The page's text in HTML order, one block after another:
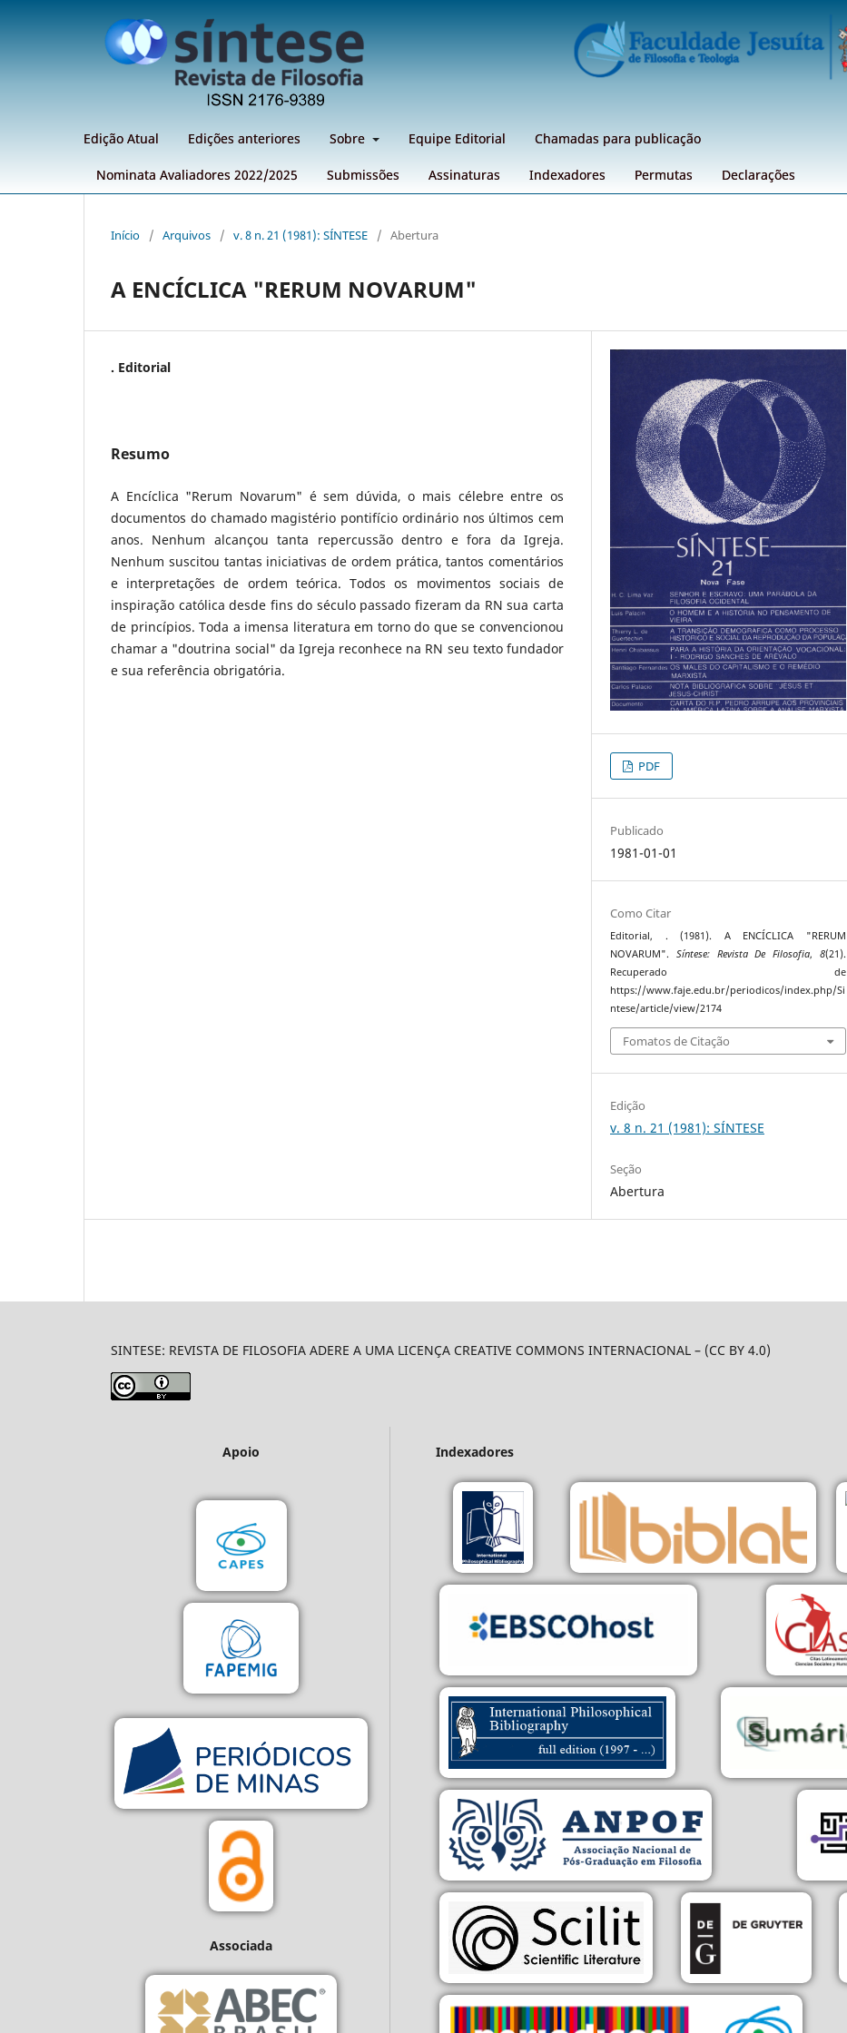
Edição Atual Edições anteriores Sobre Equipe Editorial Chamadas para publicação
Nominata Avaliadores 2022/2025 Submissões Assinaturas Indexadores Permutas Declarações
Início / Arquivos / v. 8 n. 21 (1981): SÍNTESE / Abertura
A ENCÍCLICA "RERUM NOVARUM"
. Editorial
Resumo
A Encíclica "Rerum Novarum" é sem dúvida, o mais célebre entre os
documentos do chamado magistério pontifício ordinário nos últimos cem
anos. Nenhum alcançou tanta repercussão dentro e fora da Igreja.
Nenhum suscitou tantas iniciativas de ordem prática, tantos comentários
e interpretações de ordem teórica. Todos os movimentos sociais de
inspiração católica desde fins do século passado fizeram da RN sua carta
de princípios. Toda a imensa literatura em torno do que se convencionou
chamar a "doutrina social" da Igreja reconhece na RN seu texto fundador
e sua referência obrigatória.
PDF
Publicado
1981-01-01
Como Citar
Editorial, . (1981). A ENCÍCLICA "RERUM
NOVARUM". Síntese: Revista De Filosofia, 8(21).
Recuperado de
https://www.faje.edu.br/periodicos/index.php/Si
ntese/article/view/2174
Fomatos de Citação
Edição
v. 8 n. 21 (1981): SÍNTESE
Seção
Abertura
SINTESE: REVISTA DE FILOSOFIA ADERE A UMA LICENÇA CREATIVE COMMONS INTERNACIONAL – (CC BY 4.0)
Apoio
Associada
Indexadores